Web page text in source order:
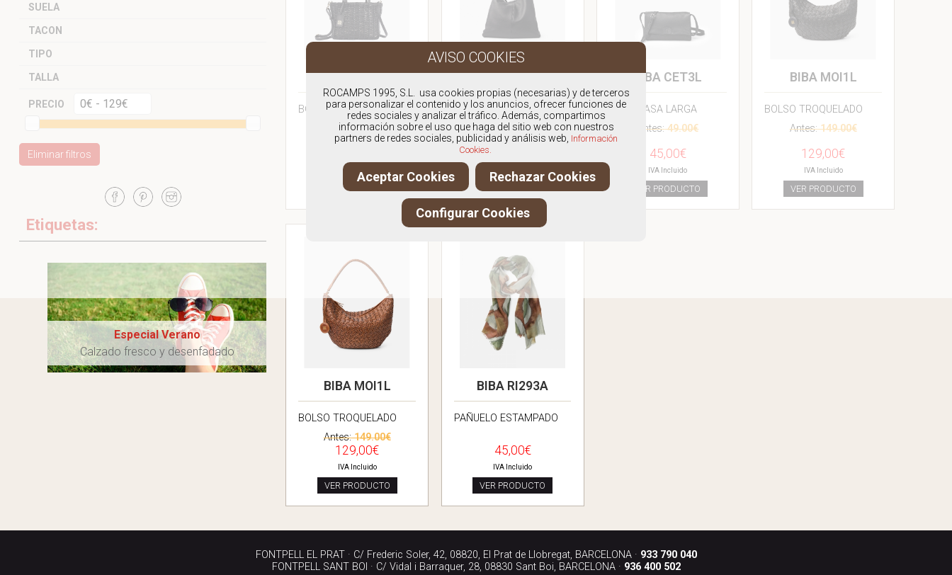
SUELA
TACON
TIPO
TALLA
PRECIO
Eliminar filtros
Etiquetas:
Especial Verano
Calzado fresco y desenfadado
BIBA AYD1L
BOLSO TRENZADO ASAS
Antes:159.00€
IVA Incluido
VER PRODUCTO
BIBA JAP1L
BOLSO ASAS
SOBAQUERO
Antes:129.00€
109,00€
IVA Incluido
VER PRODUCTO
BIBA CET3L
BOLSO ASA LARGA
Antes:49.00€
45,00€
IVA Incluido
VER PRODUCTO
BIBA MOI1L
BOLSO TROQUELADO
Antes:149.00€
129,00€
IVA Incluido
VER PRODUCTO
BIBA MOI1L
BOLSO TROQUELADO
Antes:149.00€
129,00€
IVA Incluido
VER PRODUCTO
BIBA RI293A
PAÑUELO ESTAMPADO
45,00€
IVA Incluido
VER PRODUCTO
FONTPELL EL PRAT · C/ Frederic Soler, 42, 08820, El Prat de Llobregat, BARCELONA · 933 790 040
FONTPELL SANT BOI · C/ Vidal i Barraquer, 28, 08830 Sant Boi, BARCELONA · 936 400 502
ROCAMPS 1995, S.L. usa cookies propias (necesarias) y de terceros
para personalizar el contenido y los anuncios, ofrecer funciones de
redes sociales y analizar el tráfico. Además, compartimos
información sobre el uso que haga del sitio web con nuestros
partners de redes sociales, publicidad y análisis web, Información
Cookies.
Aceptar Cookies Rechazar Cookies
Configurar Cookies